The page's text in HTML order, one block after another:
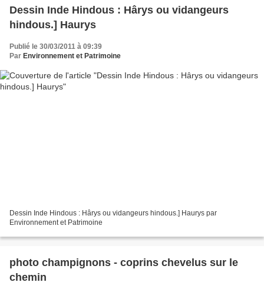
Dessin Inde Hindous : Hârys ou vidangeurs
hindous.] Haurys
Publié le 30/03/2011 à 09:39
Par Environnement et Patrimoine
Dessin Inde Hindous : Hârys ou vidangeurs hindous.] Haurys par
Environnement et Patrimoine
photo champignons - coprins chevelus sur le
chemin